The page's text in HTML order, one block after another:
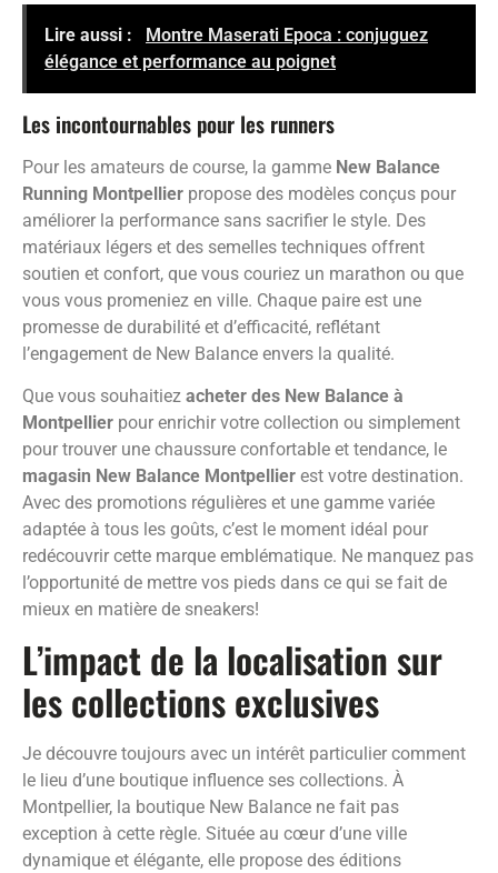
Lire aussi :
Montre Maserati Epoca : conjuguez
élégance et performance au poignet
Les incontournables pour les runners
Pour les amateurs de course, la gamme New Balance
Running Montpellier propose des modèles conçus pour
améliorer la performance sans sacrifier le style. Des
matériaux légers et des semelles techniques offrent
soutien et confort, que vous couriez un marathon ou que
vous vous promeniez en ville. Chaque paire est une
promesse de durabilité et d’efficacité, reflétant
l’engagement de New Balance envers la qualité.
Que vous souhaitiez acheter des New Balance à
Montpellier pour enrichir votre collection ou simplement
pour trouver une chaussure confortable et tendance, le
magasin New Balance Montpellier est votre destination.
Avec des promotions régulières et une gamme variée
adaptée à tous les goûts, c’est le moment idéal pour
redécouvrir cette marque emblématique. Ne manquez pas
l’opportunité de mettre vos pieds dans ce qui se fait de
mieux en matière de sneakers!
L’impact de la localisation sur
les collections exclusives
Je découvre toujours avec un intérêt particulier comment
le lieu d’une boutique influence ses collections. À
Montpellier, la boutique New Balance ne fait pas
exception à cette règle. Située au cœur d’une ville
dynamique et élégante, elle propose des éditions